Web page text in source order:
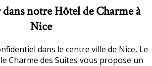
notre Hôtel de Charme à
Nice
dans le centre ville de Nice, Le
Charme des Suites vous propose un